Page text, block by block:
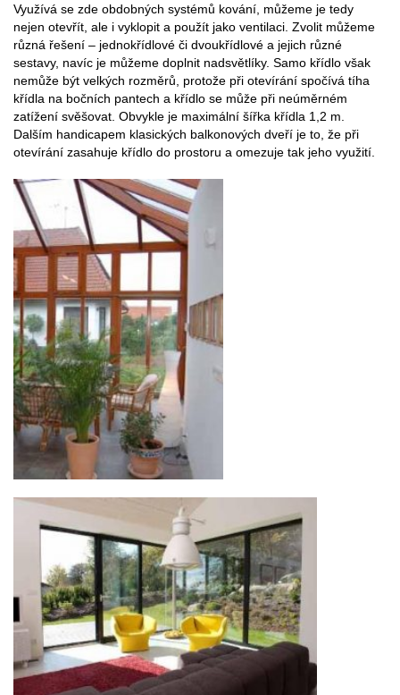
Využívá se zde obdobných systémů kování, můžeme je tedy
nejen otevřít, ale i vyklopit a použít jako ventilaci. Zvolit můžeme
různá řešení – jednokřídlové či dvoukřídlové a jejich různé
sestavy, navíc je můžeme doplnit nadsvětlíky. Samo křídlo však
nemůže být velkých rozměrů, protože při otevírání spočívá tíha
křídla na bočních pantech a křídlo se může při neúměrném
zatížení svěšovat. Obvykle je maximální šířka křídla 1,2 m.
Dalším handicapem klasických balkonových dveří je to, že při
otevírání zasahuje křídlo do prostoru a omezuje tak jeho využití.